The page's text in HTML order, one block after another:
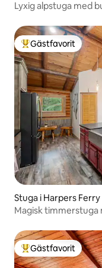
Lyxig alpstuga med
Populär gästfavorit
Gästfavorit
Stuga i Harpers Ferry
Magisk timmerstuga
Populär gästfavorit
Gästfavorit